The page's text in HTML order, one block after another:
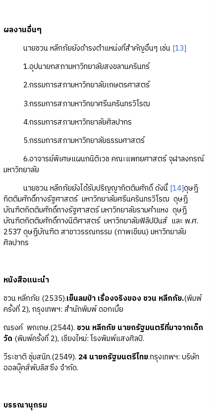
ผลงานอื่นๆ
นายชวน หลีกภัยยังดำรงตำแหน่งที่สำคัญอื่นๆ เช่น [13]
1.อุปนายกสภามหาวิทยาลัยสงขลานครินทร์
2.กรรมการสภามหาวิทยาลัยเกษตรศาสตร์
3.กรรมการสภามหาวิทยาศรีนครินทรวิโรฒ
4.กรรมการสภามหาวิทยาลัยศิลปากร
5.กรรมการสภามหาวิทยาลัยธรรมศาสตร์
6.อาจารย์พิเศษแผนกนิติเวช คณะแพทยศาสตร์ จุฬาลงกรณ์
มหาวิทยาลัย
นายชวน หลีกภัยยังได้รับปริญญากิตติมศักดิ์ ดังนี้ [14]ดุษฎี
กิตติมศักดิ์ทางรัฐศาสตร์ มหาวิทยาลัยศรีนครินทรวิโรฒ ดุษฎี
บัณฑิตกิตติมศักดิ์ทางรัฐศาสตร์ มหาวิทยาลัยรามคำแหง ดุษฎี
บัณฑิตกิตติมศักดิ์ทางนิติศาสตร์ มหาวิทยาลัยฟิลิปปินส์ และ พ.ศ.
2537 ดุษฎีบัณฑิต สาขาวรรณกรรม (ภาพเขียน) มหาวิทยาลัย
ศิลปากร
หนังสือแนะนำ
ชวน หลีกภัย (2535).เย็นลมป่า เรื่องจริงของ ชวน หลีกภัย.(พิมพ์
ครั้งที่ 2), กรุงเทพฯ: สำนักพิมพ์ ดอกเบี้ย
ณรงค์ พกเกษ.(2544). ชวน หลีกภัย นายกรัฐมนตรีที่มาจากเด็ก
วัด (พิมพ์ครั้งที่ 2), เชียงใหม่: โรงพิมพ์แสงศิลป์.
วีระชาติ ชุ่มสนิท.(2549). 24 นายกรัฐมนตรีไทย.กรุงเทพฯ: บริษัท
ออลบุ๊คส์พับลิสซิ่ง จำกัด.
บรรณานุกรม